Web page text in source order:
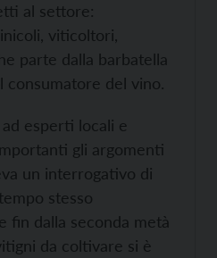
al settore:
viticoltori,
parte dalla barbatella
consumatore del vino.
esperti locali e
gli argomenti
un interrogativo di
stesso
fin dalla seconda metà
da coltivare si è